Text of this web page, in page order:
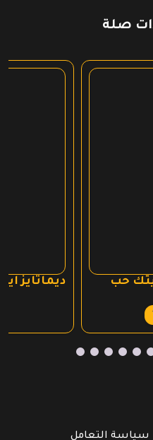
صلة
ديماتايز ايزو
سياسة التعامل